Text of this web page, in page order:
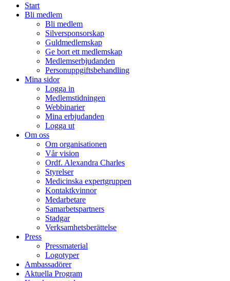
Start
Bli medlem
Bli medlem
Silversponsorskap
Guldmedlemskap
Ge bort ett medlemskap
Medlemserbjudanden
Personuppgiftsbehandling
Mina sidor
Logga in
Medlemstidningen
Webbinarier
Mina erbjudanden
Logga ut
Om oss
Om organisationen
Vår vision
Ordf. Alexandra Charles
Styrelser
Medicinska expertgruppen
Kontaktkvinnor
Medarbetare
Samarbetspartners
Stadgar
Verksamhetsberättelse
Press
Pressmaterial
Logotyper
Ambassadörer
Aktuella Program